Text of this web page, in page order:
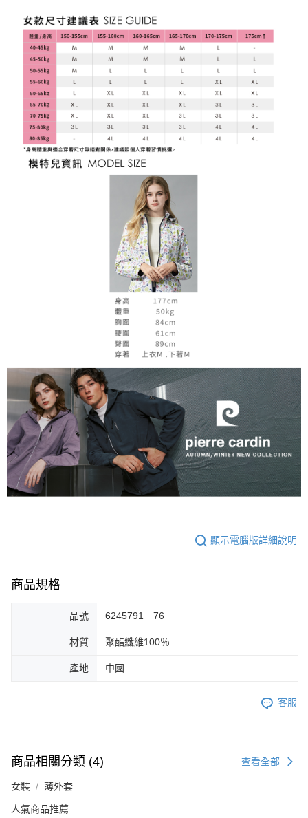
顯示電腦版詳細說明
商品規格
品號 6245791－76
材質 聚酯纖維100％
產地 中國
客服
商品相關分類 (4) 查看全部
女裝 薄外套
人氣商品推薦